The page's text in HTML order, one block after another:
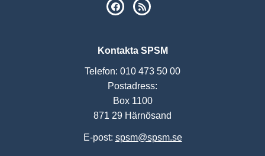
SPSM på Facebook
Kontakta SPSM
Telefon: 010 473 50 00
Postadress:
Box 1100
871 29 Härnösand
E-post: spsm@spsm.se